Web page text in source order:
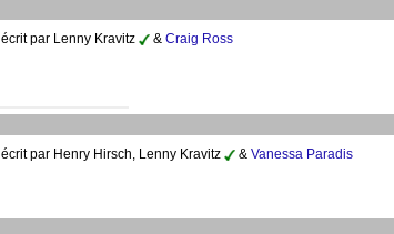
écrit par Lenny Kravitz & Craig Ross
écrit par Henry Hirsch, Lenny Kravitz & Vanessa Paradis